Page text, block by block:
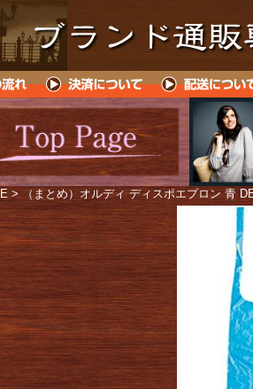
> （まとめ）オルディ ディスポエプロン 青